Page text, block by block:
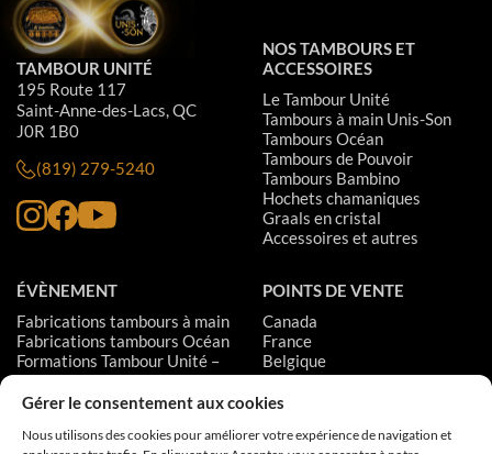
Gérer le consentement aux cookies
Nous utilisons des cookies pour améliorer votre expérience de navigation et
TAMBOUR UNITÉ
195 Route 117
Saint-Anne-des-Lacs, QC
J0R 1B0
(819) 279-5240
NOS TAMBOURS ET
ACCESSOIRES
Le Tambour Unité
Tambours à main Unis-Son
Tambours Océan
Tambours de Pouvoir
Tambours Bambino
Hochets chamaniques
Graals en cristal
Accessoires et autres
ÉVÈNEMENT
Fabrications tambours à main
Fabrications tambours Océan
Formations Tambour Unité –
Niveau 1
Formations Tambour Unité –
Formations Tambour Unité –
POINTS DE VENTE
Canada
France
Belgique
Suisse
États-Unis